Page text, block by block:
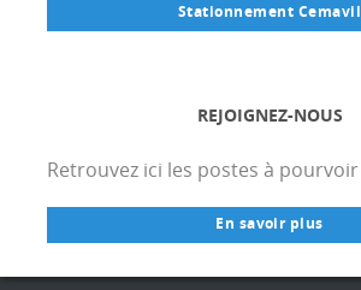
Stationnement Cemavil
REJOIGNEZ-NOUS
Retrouvez ici les postes à pourvoir
En savoir plus